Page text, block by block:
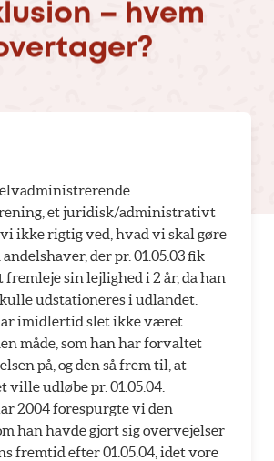
– hvem
et juridisk/administrativt
ikke rigtig ved, hvad vi skal gøre
der pr. 01.05.03 fik
sin lejlighed i 2 år, da han
udstationeres i udlandet.
imidlertid slet ikke været
måde, som han har forvaltet
på, og den så frem til, at
ville udløbe pr. 01.05.04.
2004 forespurgte vi den
han havde gjort sig overvejelser
fremtid efter 01.05.04, idet vore